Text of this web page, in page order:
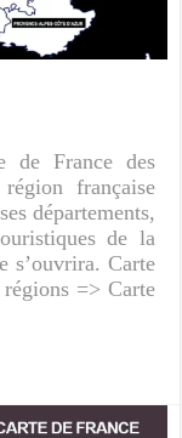
de France des
française
départements,
de la
s’ouvrira. Carte
=> Carte